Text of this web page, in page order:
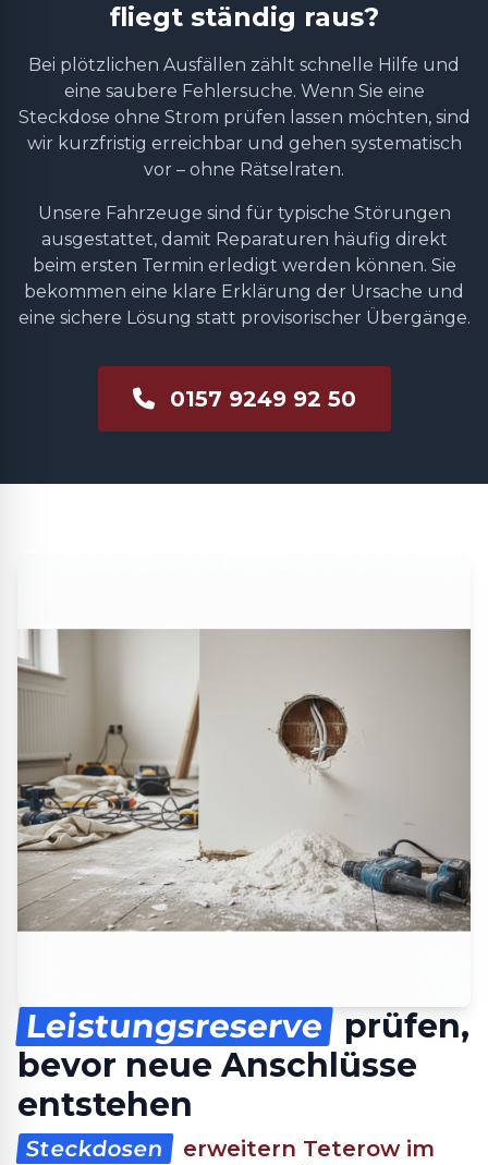
fliegt ständig raus?
Bei plötzlichen Ausfällen zählt schnelle Hilfe und
eine saubere Fehlersuche. Wenn Sie eine
Steckdose ohne Strom prüfen lassen möchten, sind
wir kurzfristig erreichbar und gehen systematisch
vor – ohne Rätselraten.
Unsere Fahrzeuge sind für typische Störungen
ausgestattet, damit Reparaturen häufig direkt
beim ersten Termin erledigt werden können. Sie
bekommen eine klare Erklärung der Ursache und
eine sichere Lösung statt provisorischer Übergänge.
0157 9249 92 50
Leistungsreserve
prüfen,
bevor neue Anschlüsse
entstehen
Steckdosen
erweitern Teterow im